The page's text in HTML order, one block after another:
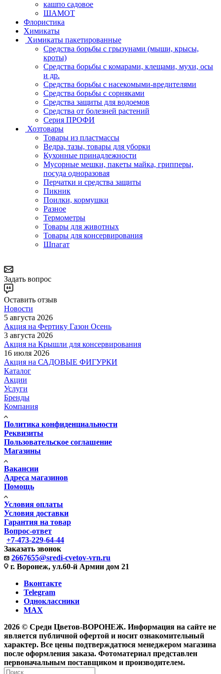
кашпо садовое
ШАМОТ
Флористика
Химикаты
Химикаты пакетированные
Средства борьбы с грызунами (мыши, крысы,
кроты)
Средства борьбы с комарами, клещами, мухи, осы
и др.
Средства борьбы с насекомыми-вредителями
Средства борьбы с сорняками
Средства защиты для водоемов
Средства от болезней растений
Серия ПРОФИ
Хозтовары
Товары из пластмассы
Ведра, тазы, товары для уборки
Кухонные принадлежности
Мусорные мешки, пакеты майка, грипперы,
посуда одноразовая
Перчатки и средства защиты
Пикник
Поилки, кормушки
Разное
Термометры
Товары для животных
Товары для консервирования
Шпагат
Задать вопрос
Оставить отзыв
Новости
5 августа 2026
Акция на Фертику Газон Осень
3 августа 2026
Акция на Крышли для консервирования
16 июля 2026
Акция на САДОВЫЕ ФИГУРКИ
Каталог
Акции
Услуги
Бренды
Компания
Политика конфиденциальности
Реквизиты
Пользовательское соглашение
Магазины
Вакансии
Адреса магазинов
Помощь
Условия оплаты
Условия доставки
Гарантия на товар
Вопрос-ответ
+7-473-229-64-44
Заказать звонок
2667655@sredi-cvetov-vrn.ru
г. Воронеж, ул.60-й Армии дом 21
Вконтакте
Telegram
Одноклассники
MAX
2026 © Среди Цветов-ВОРОНЕЖ. Информация на сайте не
является публичной офертой и носит ознакомительный
характер. Все цены подтверждатюся менеджером магазина
после оформления заказа. Фотоматериал представлен
первоначальным поставщиком и производителем.